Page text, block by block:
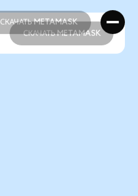
СКАЧАТЬ METAMASK
СКАЧАТЬ METAMASK
СКАЧАТЬ METAMASK